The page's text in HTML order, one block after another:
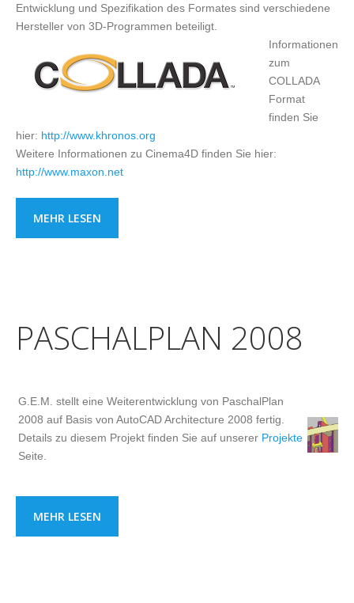
Entwicklung und Spezifikation des Formates sind verschiedene
Hersteller von 3D-Programmen beteiligt.
Informationen
zum
COLLADA
Format
finden Sie
hier: http://www.khronos.org
Weitere Informationen zu Cinema4D finden Sie hier:
http://www.maxon.net
MEHR LESEN
PASCHALPLAN 2008
G.E.M. stellt eine Weiterentwicklung von PaschalPlan
2008 auf Basis von AutoCAD Architecture 2008 fertig.
Details zu diesem Projekt finden Sie auf unserer Projekte
Seite.
MEHR LESEN